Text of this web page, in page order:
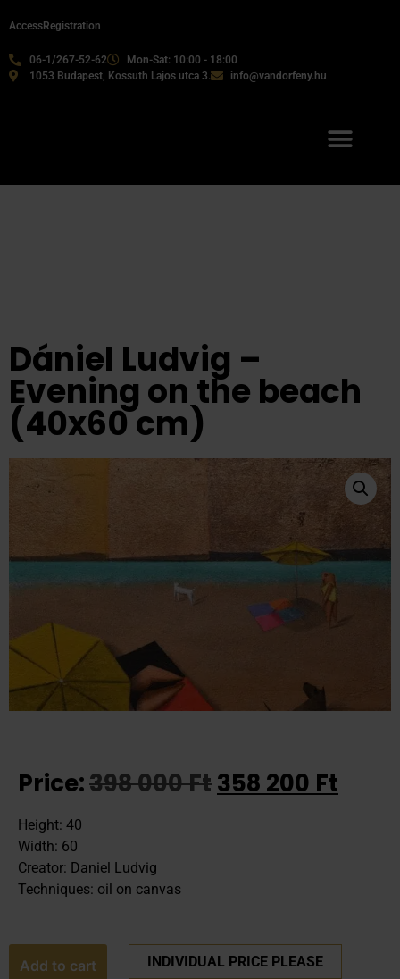
06-1/267-52-62
Mon-Sat: 10:00 - 18:00
1053 Budapest, Kossuth Lajos utca 3.
info@vandorfeny.hu
AccessRegistration
Dániel Ludvig –
Evening on the beach
(40x60 cm)
Price:398 000Ft358 200 Ft
Height: 40
Width: 60
Creator: Daniel Ludvig
Techniques: oil on canvas
Add to cart INDIVIDUAL PRICE PLEASE